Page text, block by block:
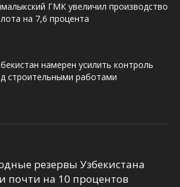
ГМК увеличил производство
на 7,6 процента
намерен усилить контроль
строительными работами
резервы Узбекистана
почти на 10 процентов